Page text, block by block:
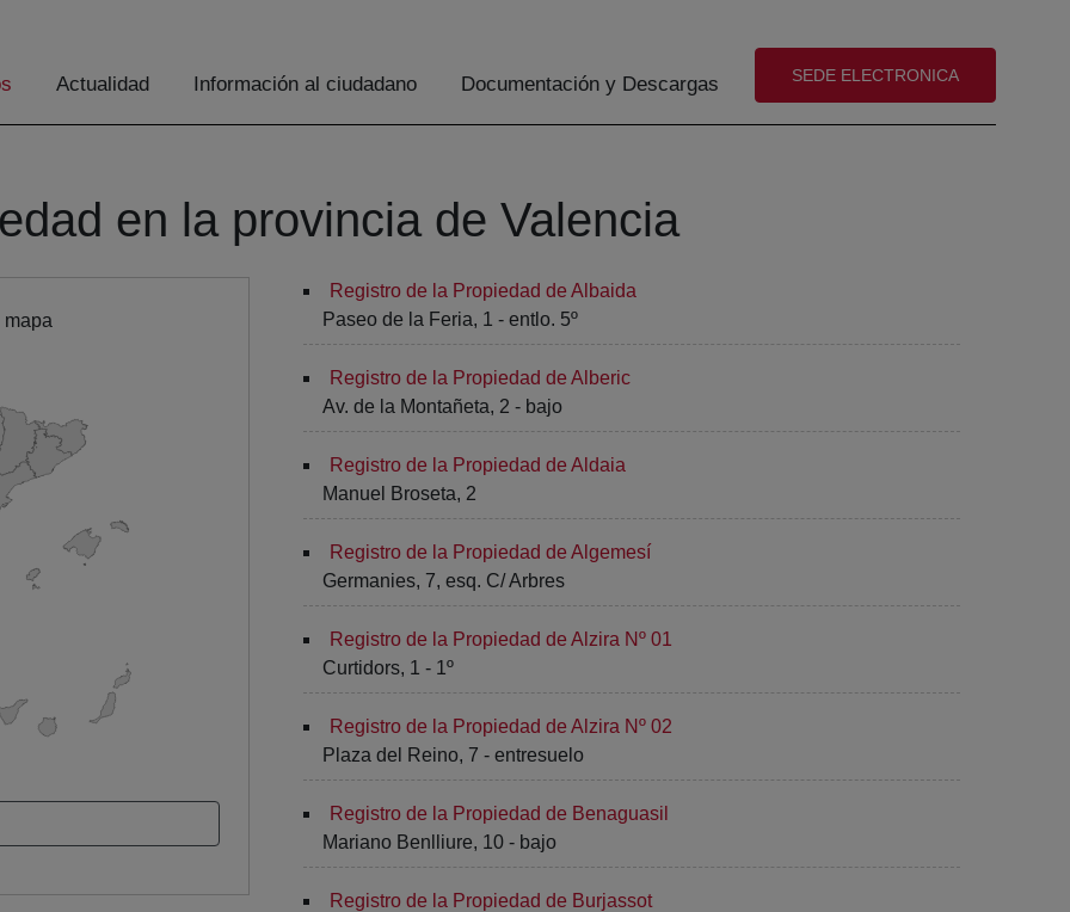
Actualidad Información al ciudadano Documentación y Descargas (abre en nueva ventana)
SEDE ELECTRONICA
en la provincia de Valencia
Registro de la Propiedad de Albaida
Paseo de la Feria, 1 - entlo. 5º
Registro de la Propiedad de Alberic
Av. de la Montañeta, 2 - bajo
Registro de la Propiedad de Aldaia
Manuel Broseta, 2
Registro de la Propiedad de Algemesí
Germanies, 7, esq. C/ Arbres
Registro de la Propiedad de Alzira Nº 01
Curtidors, 1 - 1º
Registro de la Propiedad de Alzira Nº 02
Plaza del Reino, 7 - entresuelo
Registro de la Propiedad de Benaguasil
Mariano Benlliure, 10 - bajo
Registro de la Propiedad de Burjassot